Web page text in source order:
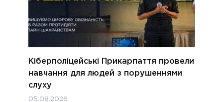
Кіберполіцейські Прикарпаття провели
навчання для людей з порушеннями
слуху
05.08.2026